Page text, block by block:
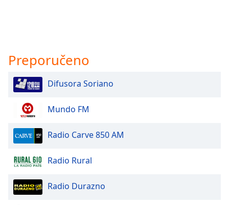
Preporučeno
Difusora Soriano
Mundo FM
Radio Carve 850 AM
Radio Rural
Radio Durazno